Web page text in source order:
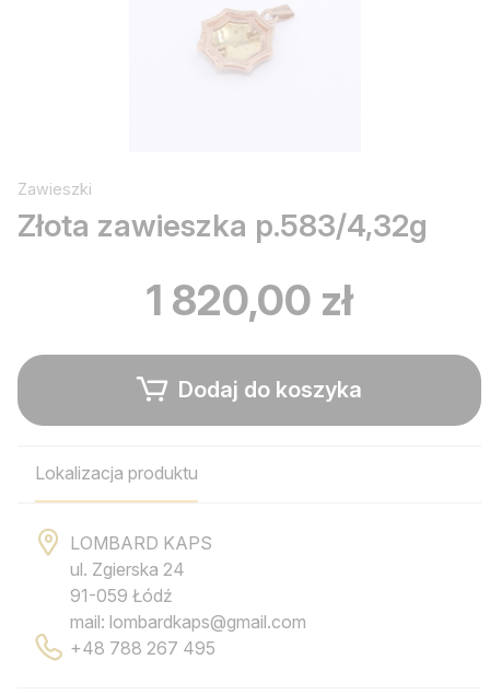
Zawieszki
Złota zawieszka p.583/4,32g
1 820,00 zł
Dodaj do koszyka
Lokalizacja produktu
LOMBARD KAPS
ul. Zgierska 24
91-059 Łódź
mail: lombardkaps@gmail.com
+48 788 267 495